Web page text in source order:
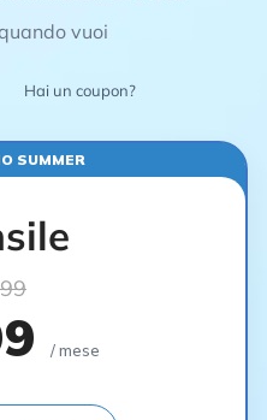
vuoi
Hai un coupon?
SUMMER
/ mese